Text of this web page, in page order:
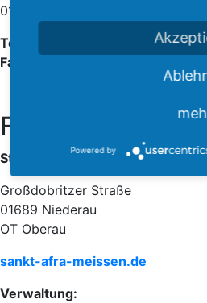
01689 Niederau
Tel.:
Fax:
Friedhof Oberau
Standort:
Großdobritzer Straße
01689 Niederau
OT Oberau
sankt-afra-meissen.de
Verwaltung:
Powered by